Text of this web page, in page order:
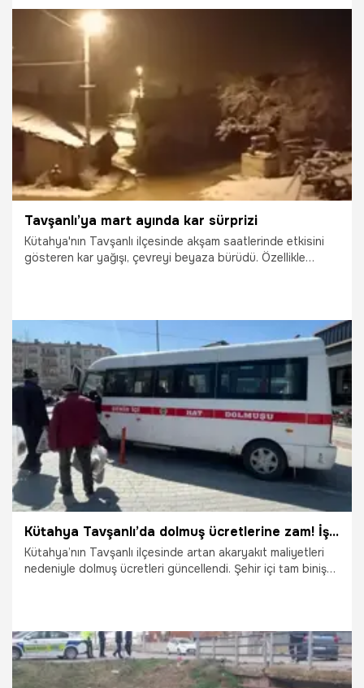
sakinleri tarafından bu yıl da coşkuyla sürdürüldü.
Gündem
Tavşanlı’ya mart ayında kar sürprizi
Kütahya'nın Tavşanlı ilçesinde akşam saatlerinde etkisini
gösteren kar yağışı, çevreyi beyaza bürüdü. Özellikle
19.03.2026 Gündem
Kütahya Tavşanlı’da dolmuş ücretlerine zam! İşte yeni fiyat tarifesi
Kütahya’nın Tavşanlı ilçesinde artan akaryakıt maliyetleri
nedeniyle dolmuş ücretleri güncellendi. Şehir içi tam biniş